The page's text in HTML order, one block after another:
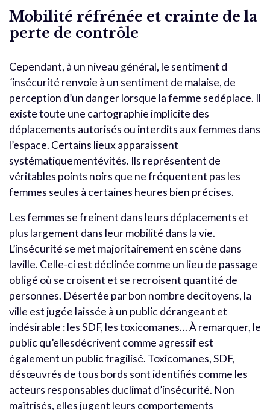
Mobilité réfrénée et crainte de la
perte de contrôle
Cependant, à un niveau général, le sentiment d
´insécurité renvoie à un sentiment de malaise, de
perception d’un danger lorsque la femme sedéplace. Il
existe toute une cartographie implicite des
déplacements autorisés ou interdits aux femmes dans
l’espace. Certains lieux apparaissent
systématiquementévités. Ils représentent de
véritables points noirs que ne fréquentent pas les
femmes seules à certaines heures bien précises.
Les femmes se freinent dans leurs déplacements et
plus largement dans leur mobilité dans la vie.
L’insécurité se met majoritairement en scène dans
laville. Celle-ci est déclinée comme un lieu de passage
obligé où se croisent et se recroisent quantité de
personnes. Désertée par bon nombre decitoyens, la
ville est jugée laissée à un public dérangeant et
indésirable : les SDF, les toxicomanes… À remarquer, le
public qu’ellesdécrivent comme agressif est
également un public fragilisé. Toxicomanes, SDF,
désœuvrés de tous bords sont identifiés comme les
acteurs responsables duclimat d’insécurité. Non
maîtrisés, elles jugent leurs comportements